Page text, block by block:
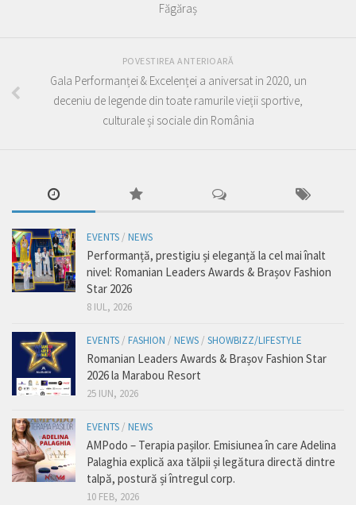
Făgăraș
POVESTIREA ANTERIOARĂ
Gala Performanței & Excelenței a aniversat in 2020, un
deceniu de legende din toate ramurile vieții sportive,
culturale și sociale din România
EVENTS / NEWS
Performanță, prestigiu și eleganță la cel mai înalt
nivel: Romanian Leaders Awards & Brașov Fashion
Star 2026
8 IUL, 2026
EVENTS / FASHION / NEWS / SHOWBIZZ/LIFESTYLE
Romanian Leaders Awards & Brașov Fashion Star
2026 la Marabou Resort
25 IUN, 2026
EVENTS / NEWS
AMPodo – Terapia pașilor. Emisiunea în care Adelina
Palaghia explică axa tălpii și legătura directă dintre
talpă, postură și întregul corp.
10 FEB, 2026